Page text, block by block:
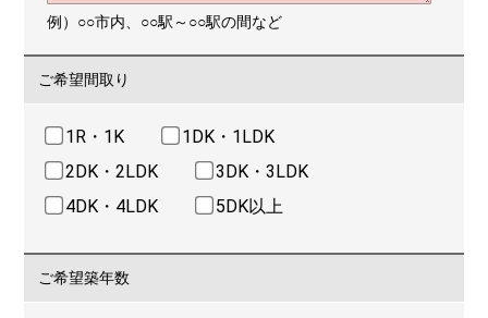
例）○○市内、○○駅～○○駅の間など
ご希望間取り
1R・1K
1DK・1LDK
2DK・2LDK
3DK・3LDK
4DK・4LDK
5DK以上
ご希望築年数